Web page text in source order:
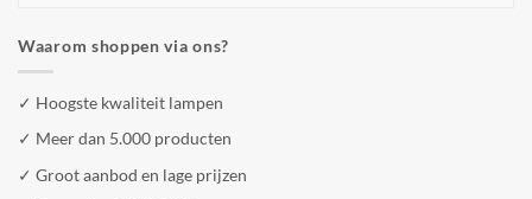
Waarom shoppen via ons?
✓ Hoogste kwaliteit lampen
✓ Meer dan 5.000 producten
✓ Groot aanbod en lage prijzen